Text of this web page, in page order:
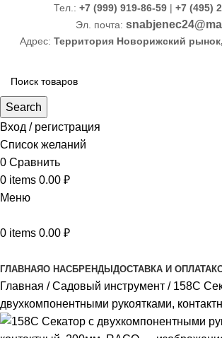
Тел.: +7 (999) 919-86-59 | +7 (495)
Эл. почта:
Адрес: Территория Новорижский
Search
Вход / регистрация
Список желаний
0 Сравнить
0 items 0.00 ₽
Меню
0 items 0.00 ₽
ГЛАВНАЯО НАСБРЕНДЫ ДОСТАВКА И ОПЛАТА
Главная Садовый инструмент
158C
двухкомпонентными рукоятками,